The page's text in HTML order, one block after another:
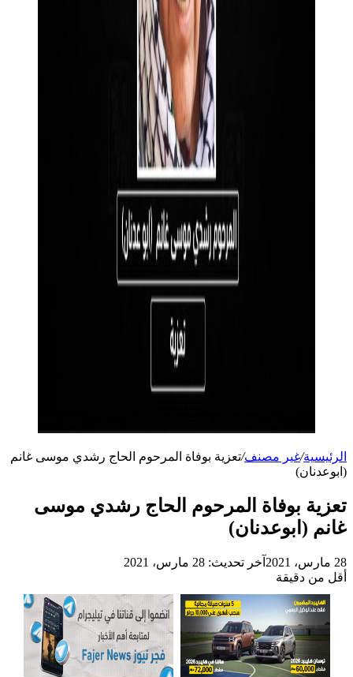
الرئيسية/غير مصنف/تعزية بوفاة المرحوم الحاج رشدي موسى غانم
(ابوعدنان)
تعزية بوفاة المرحوم الحاج رشدي موسى
غانم (ابوعدنان)
28 مارس، 2021
آخر تحديث: 28 مارس، 2021
أقل من دقيقة